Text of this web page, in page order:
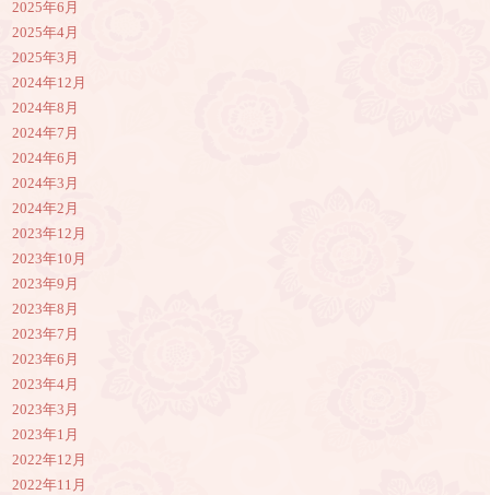
2025年6月
2025年4月
2025年3月
2024年12月
2024年8月
2024年7月
2024年6月
2024年3月
2024年2月
2023年12月
2023年10月
2023年9月
2023年8月
2023年7月
2023年6月
2023年4月
2023年3月
2023年1月
2022年12月
2022年11月